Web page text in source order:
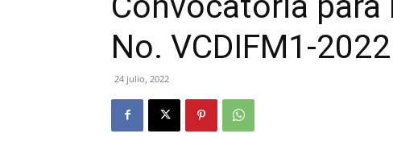
No. VCDIFM1-2022
24 julio, 2022